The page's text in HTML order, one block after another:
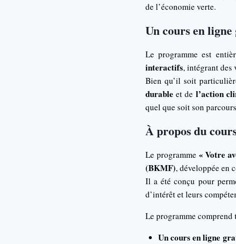
de l’économie verte.
Un cours en
Le programme est
interactifs, intégrant des
Bien qu’il soit
durable et de l’action
quel que soit son
À propos du
Le programme « Votre
(BKMF), développée en
Il a été conçu pour
d’intérêt et leurs
Le programme
Un cours en ligne